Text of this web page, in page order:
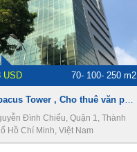
USD 70- 100- 250 m2
Đình Chiểu, Quận 1, Thành
Hồ Chí Minh, Việt Nam